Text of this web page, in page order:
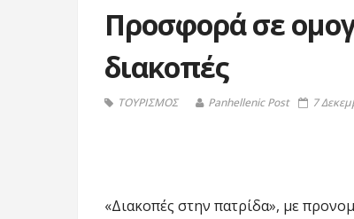
Προσφορά σε
διακοπές
ΤΟΥΡΙΣΜΟΣ Panhellenic Post 7
«Διακοπές στην πατρίδα», με